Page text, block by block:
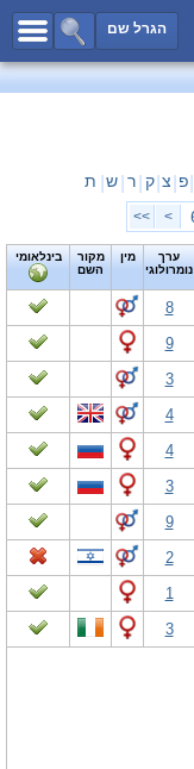
הגרל שם
כל השמות
שמות לבנים
שמות משותפים
שמות נדירים
קטגוריות
מפורסמיםחדש!
נומרולוגיה
הוסף שם
צור קשר
פייסבוק
פ צ ק ר ש ת
>
>>
ערך
נומרולוגי
מין
מקור
השם
בינלאומי
8
9
3
4
4
3
9
2
1
3